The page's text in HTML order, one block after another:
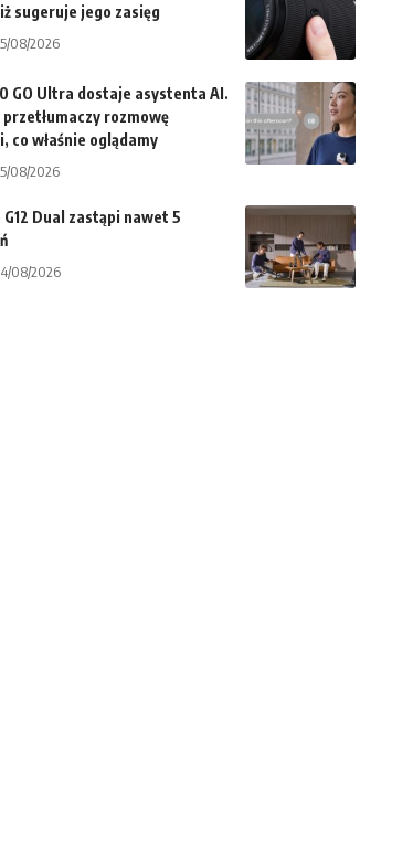
sugeruje jego zasięg
08/2026
GO Ultra dostaje asystenta AI.
rozmowę
co właśnie oglądamy
08/2026
Dual zastąpi nawet 5
08/2026